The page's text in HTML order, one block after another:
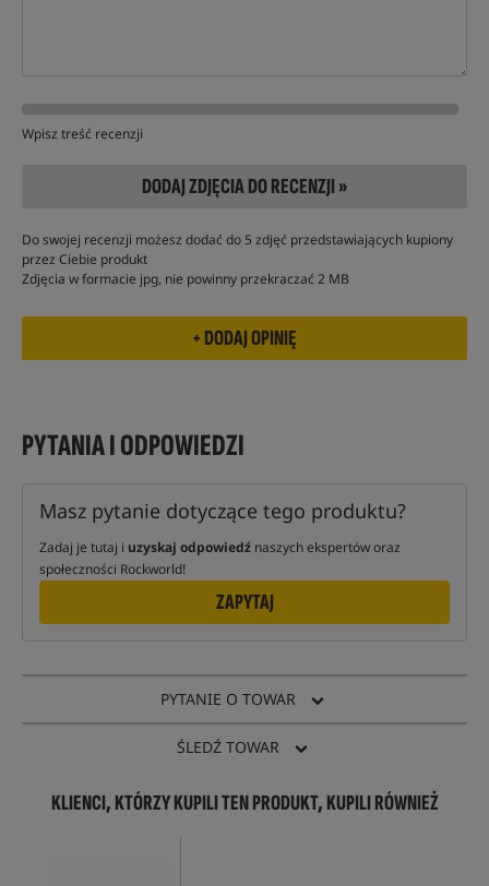
Wpisz treść recenzji
DODAJ ZDJĘCIA DO RECENZJI »
Do swojej recenzji możesz dodać do 5 zdjęć przedstawiających kupiony
przez Ciebie produkt
Zdjęcia w formacie jpg, nie powinny przekraczać 2 MB
PYTANIA I ODPOWIEDZI
Masz pytanie dotyczące tego produktu?
Zadaj je tutaj i uzyskaj odpowiedź naszych ekspertów oraz
społeczności Rockworld!
ZAPYTAJ
PYTANIE O TOWAR
ŚLEDŹ TOWAR
KLIENCI, KTÓRZY KUPILI TEN PRODUKT, KUPILI RÓWNIEŻ